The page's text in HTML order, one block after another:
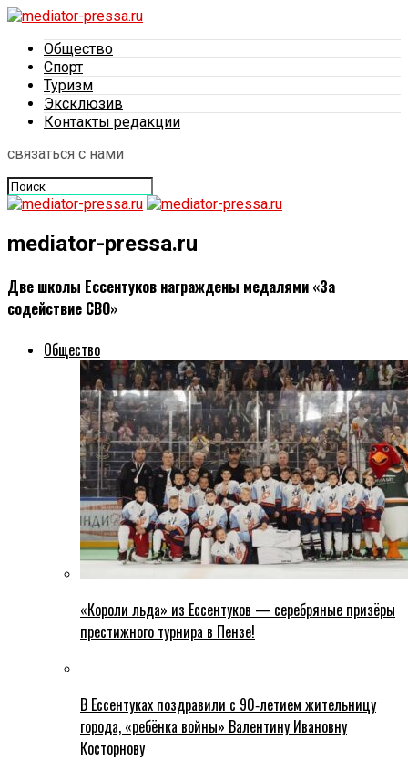
Общество
Спорт
Туризм
Эксклюзив
Контакты редакции
связаться с нами
mediator-pressa.ru
Две школы Ессентуков награждены медалями «За
содействие СВО»
Общество
«Короли льда» из Ессентуков — серебряные призёры
престижного турнира в Пензе!
В Ессентуках поздравили с 90‑летием жительницу
города, «ребёнка войны» Валентину Ивановну
Косторнову